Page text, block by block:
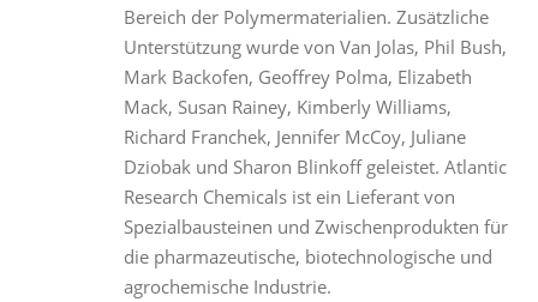
Bereich der Polymermaterialien. Zusätzliche
Unterstützung wurde von Van Jolas, Phil Bush,
Mark Backofen, Geoffrey Polma, Elizabeth
Mack, Susan Rainey, Kimberly Williams,
Richard Franchek, Jennifer McCoy, Juliane
Dziobak und Sharon Blinkoff geleistet. Atlantic
Research Chemicals ist ein Lieferant von
Spezialbausteinen und Zwischenprodukten für
die pharmazeutische, biotechnologische und
agrochemische Industrie.